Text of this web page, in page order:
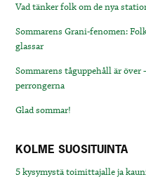
Vad tänker folk om de nya
Sommarens Grani-fenomen:
glassar
Sommarens tåguppehåll är
perrongerna
Glad sommar!
KOLME SUOSITUINTA
5 kysymystä toimittajalle ja